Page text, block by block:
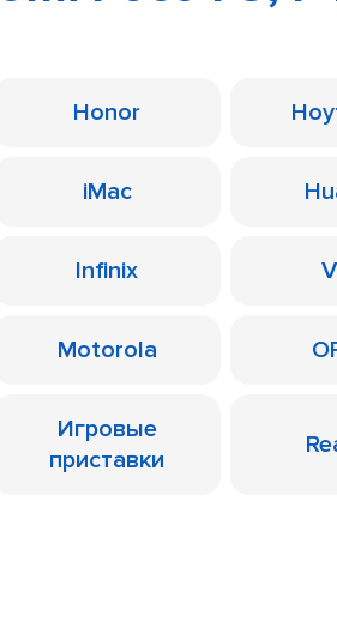
Honor
iMac
Infinix
Motorola
Игровые
приставки